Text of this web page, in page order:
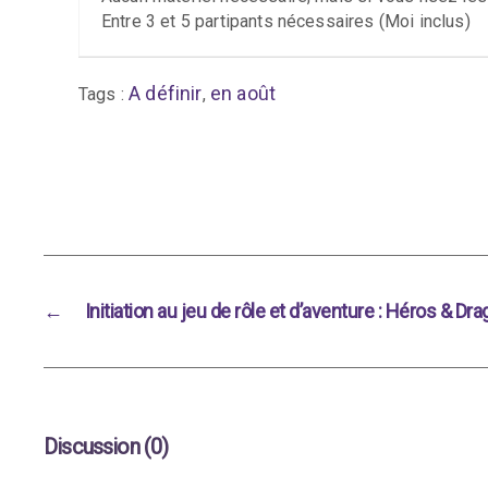
Entre 3 et 5 partipants nécessaires (Moi inclus)
Tags :A définir, en août
← Initiation au jeu de rôle et d’aventure : Héros &
Discussion (0)